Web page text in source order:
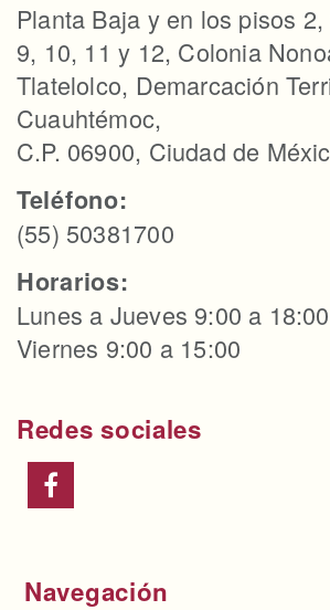
Planta Baja y en los pisos
9, 10, 11 y 12, Colonia
Tlatelolco, Demarcación
Cuauhtémoc,
C.P. 06900, Ciudad de
Teléfono:
(55) 50381700
Horarios:
Lunes a Jueves 9:00 a 18:00
Viernes 9:00 a 15:00
Redes sociales
Navegación